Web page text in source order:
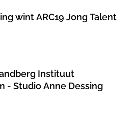
wint ARC19 Jong Talent
Instituut
- Studio Anne Dessing